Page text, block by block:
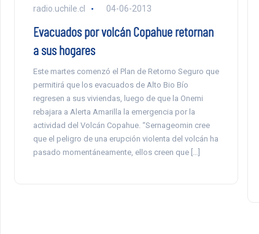
radio.uchile.cl 04-06-2013
Evacuados por volcán Copahue retornan
a sus hogares
Este martes comenzó el Plan de Retorno Seguro que
permitirá que los evacuados de Alto Bio Bío
regresen a sus viviendas, luego de que la Onemi
rebajara a Alerta Amarilla la emergencia por la
actividad del Volcán Copahue. “Sernageomin cree
que el peligro de una erupción violenta del volcán ha
pasado momentáneamente, ellos creen que […]